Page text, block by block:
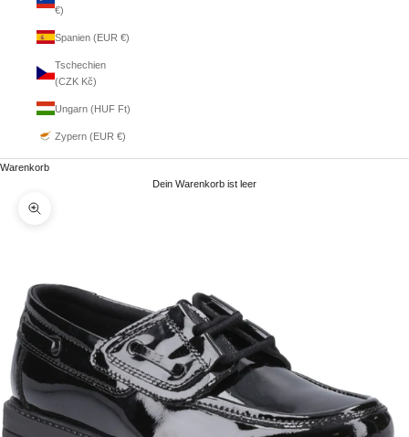
€)
Spanien (EUR €)
Tschechien
(CZK Kč)
Ungarn (HUF Ft)
Zypern (EUR €)
Warenkorb
Dein Warenkorb ist leer
Bild vergrößern